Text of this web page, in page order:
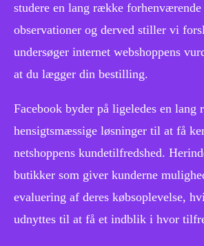
studere en lang række forhenværende
observationer og derved stiller vi
undersøger internet webshoppens
at du lægger din bestilling.
Facebook byder på ligeledes en lang
hensigtsmæssige løsninger til at få
netshoppens kundetilfredshed.
butikker som giver kunderne
evaluering af deres købsoplevelse,
udnyttes til at få et indblik i hvor